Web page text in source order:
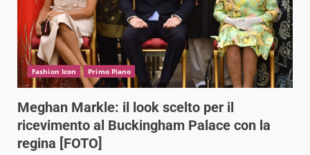
Fashion Icon Primo Piano
Meghan Markle: il look scelto per il
ricevimento al Buckingham Palace con la
regina [FOTO]